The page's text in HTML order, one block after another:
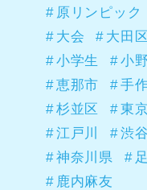
原リンピック
大会
大田区
小学生
小
恵那市
手
杉並区
東
江戸川
渋
神奈川県
鹿内麻友